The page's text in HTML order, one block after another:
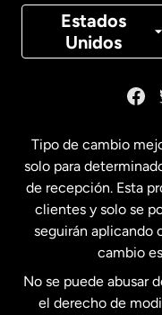
Estados
Unidos
Canadá
Estados
Estados
Francia
Tipo de cambio
solo para
de recepción. Esta
clientes y solo se
seguirán aplicando
cambio
No se puede abusar
el derecho de